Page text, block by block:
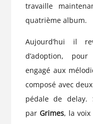
travaille
quatrième album.
Aujourd’hui il
d’adoption,
engagé aux
composé avec
pédale de
par Grimes, la voix